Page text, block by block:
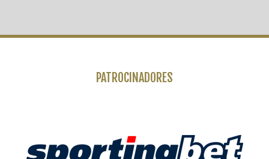
PATROCINADORES